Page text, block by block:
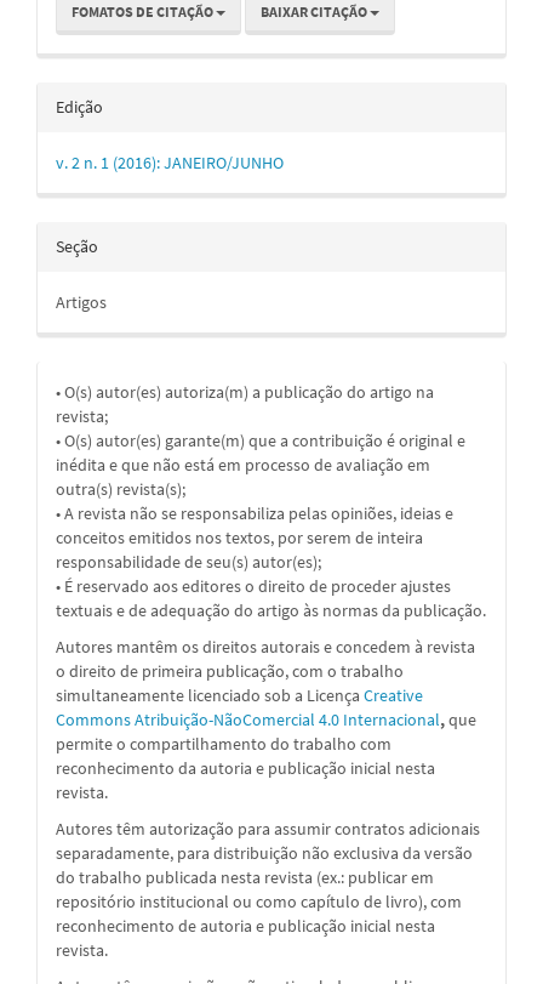
FOMATOS DE CITAÇÃO BAIXAR CITAÇÃO
Edição
v. 2 n. 1 (2016): JANEIRO/JUNHO
Seção
Artigos
• O(s) autor(es) autoriza(m) a publicação do artigo na
revista;
• O(s) autor(es) garante(m) que a contribuição é original e
inédita e que não está em processo de avaliação em
outra(s) revista(s);
• A revista não se responsabiliza pelas opiniões, ideias e
conceitos emitidos nos textos, por serem de inteira
responsabilidade de seu(s) autor(es);
• É reservado aos editores o direito de proceder ajustes
textuais e de adequação do artigo às normas da publicação.
Autores mantêm os direitos autorais e concedem à revista
o direito de primeira publicação, com o trabalho
simultaneamente licenciado sob a Licença Creative
Commons Atribuição-NãoComercial 4.0 Internacional,que
permite o compartilhamento do trabalho com
reconhecimento da autoria e publicação inicial nesta
revista.
Autores têm autorização para assumir contratos adicionais
separadamente, para distribuição não exclusiva da versão
do trabalho publicada nesta revista (ex.: publicar em
repositório institucional ou como capítulo de livro), com
reconhecimento de autoria e publicação inicial nesta
revista.